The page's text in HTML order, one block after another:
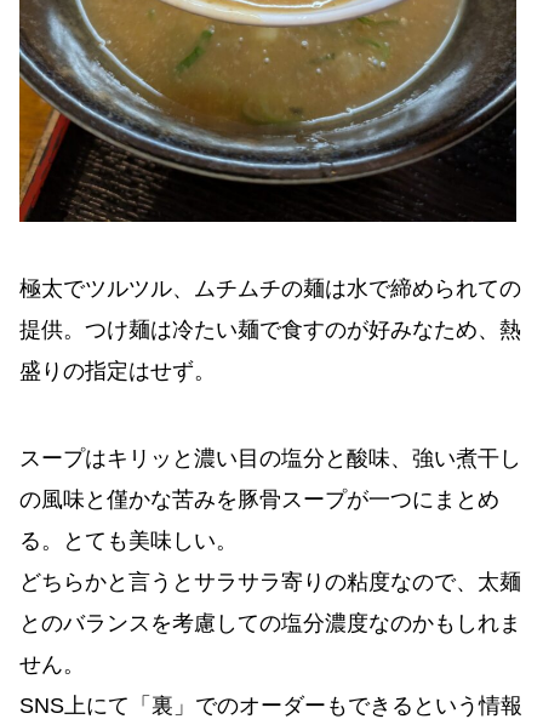
極太でツルツル、ムチムチの麺は水で締められての
提供。つけ麺は冷たい麺で食すのが好みなため、熱
盛りの指定はせず。
スープはキリッと濃い目の塩分と酸味、強い煮干し
の風味と僅かな苦みを豚骨スープが一つにまとめ
る。とても美味しい。
どちらかと言うとサラサラ寄りの粘度なので、太麺
とのバランスを考慮しての塩分濃度なのかもしれま
せん。
SNS上にて「裏」でのオーダーもできるという情報